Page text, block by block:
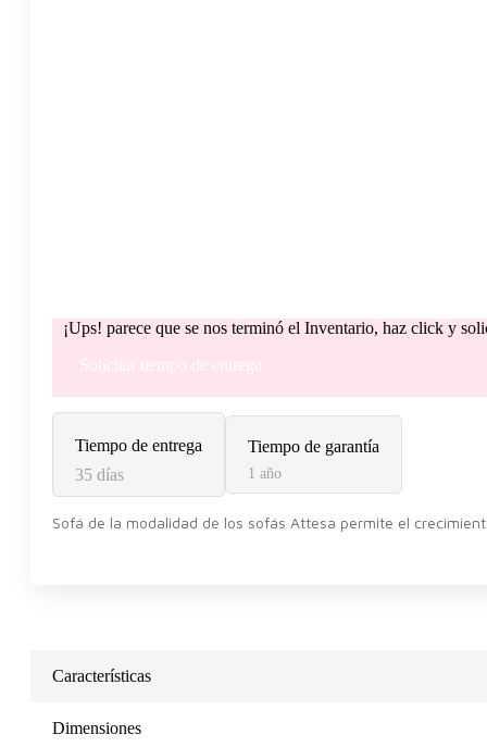
¡Ups! parece que se nos terminó el Inventario, haz click y
Solicitar tiempo de entrega
Tiempo de entrega
35 días
Tiempo de garantía
1 año
Sofá de la modalidad de los sofás Attesa permite el
Características
Dimensiones